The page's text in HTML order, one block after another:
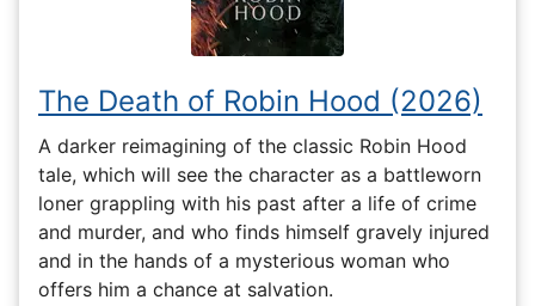
The Death of Robin Hood (2026)
A darker reimagining of the classic Robin Hood
tale, which will see the character as a battleworn
loner grappling with his past after a life of crime
and murder, and who finds himself gravely injured
and in the hands of a mysterious woman who
offers him a chance at salvation.